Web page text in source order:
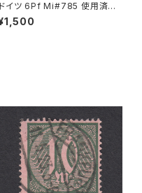
ドイツ 6Pf Mi#785 使用済み
手｜LAGE 3.10.1944